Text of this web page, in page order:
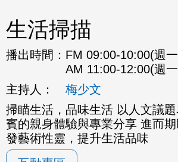
生活掃描
播出時間： FM 09:00-10:00(週
AM 11:00-12:00(週
主持人：
梅少文
掃瞄生活，品味生活 以人文議
賓的親身體驗與專業分享 進而
發藝術性靈，提升生活品味